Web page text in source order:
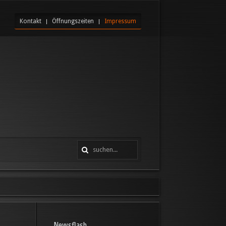
Kontakt Öffnungszeiten Impressum